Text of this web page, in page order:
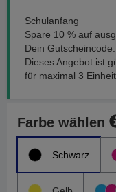
Schulanfang
Spare 10 % auf
Dein Gutscheincode:
Dieses Angebot ist
für maximal 3
Farbe wählen
Schwarz